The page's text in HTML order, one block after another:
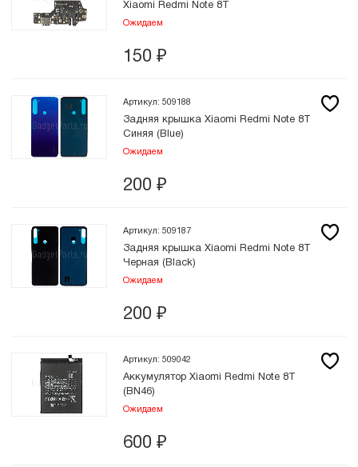
Xiaomi Redmi Note 8T
Ожидаем
150 ₽
Артикул: 509188
Задняя крышка Xiaomi Redmi Note 8T
Синяя (Blue)
Ожидаем
200 ₽
Артикул: 509187
Задняя крышка Xiaomi Redmi Note 8T
Черная (Black)
Ожидаем
200 ₽
Артикул: 509042
Аккумулятор Xiaomi Redmi Note 8T
(BN46)
Ожидаем
600 ₽